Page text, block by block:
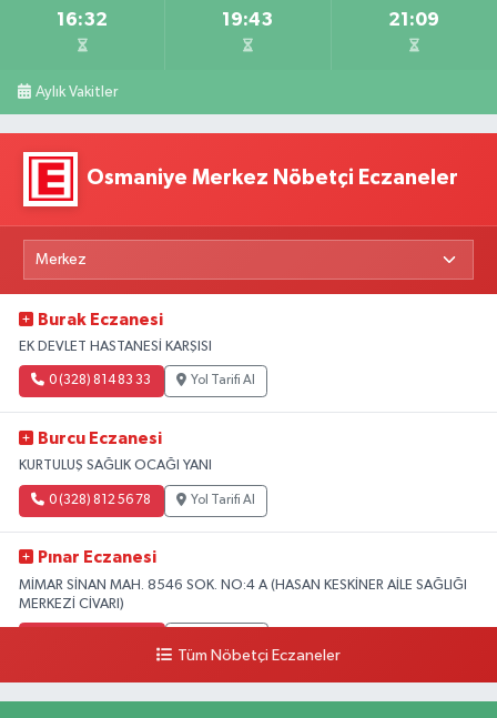
16:32 19:43 21:09
Aylık Vakitler
Osmaniye Merkez Nöbetçi Eczaneler
Burak Eczanesi
EK DEVLET HASTANESİ KARŞISI
0 (328) 814 83 33 Yol Tarifi Al
Burcu Eczanesi
KURTULUŞ SAĞLIK OCAĞI YANI
0 (328) 812 56 78 Yol Tarifi Al
Pınar Eczanesi
MİMAR SİNAN MAH. 8546 SOK. NO:4 A (HASAN KESKİNER AİLE SAĞLIĞI
MERKEZİ CİVARI)
Tüm Nöbetçi Eczaneler